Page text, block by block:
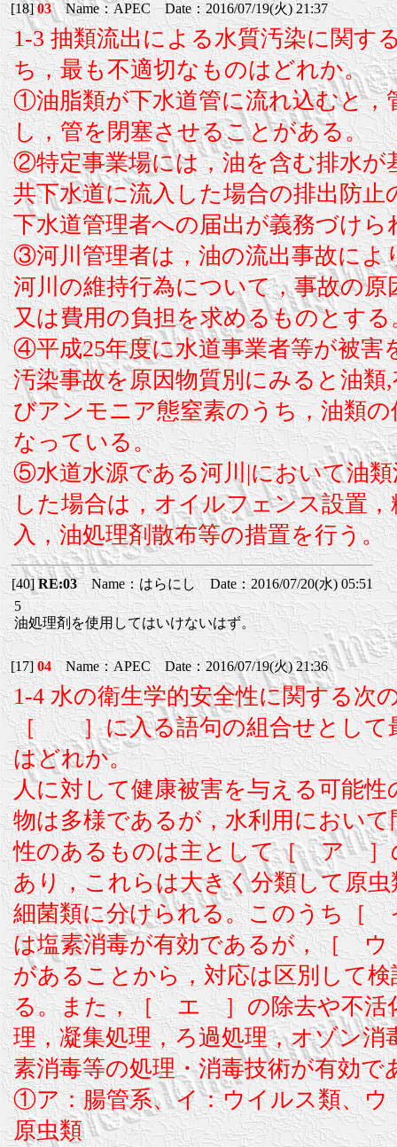
[18]03Name：APEC Date：2016/07/19(火) 21:37
1-3 抽類流出による水質汚染に関す
ち，最も不適切なものはどれか。
①油脂類が下水道管に流れ込むと，
し，管を閉塞させることがある。
②特定事業場には，油を含む排水が
共下水道に流入した場合の排出防止
下水道管理者への届出が義務づけら
③河川管理者は，油の流出事故によ
河川の維持行為について，事故の原
又は費用の負担を求めるものとする
④平成25年度に水道事業者等が被害
汚染事故を原因物質別にみると油類
びアンモニア態窒素のうち，油類
なっている。
⑤水道水源である河川|において油
した場合は，オイルフェンス設置，
入，油処理剤散布等の措置を行う。
[40]RE:03Name：はらにし Date：2016/07/20(水) 05:51
5
油処理剤を使用してはいけないはず。
[17] 04Name：APEC Date：2016/07/19(火) 21:36
1-4 水の衛生学的安全性に関する次
［ ］に入る語句の組合せとして
はどれか。
人に対して健康被害を与える可能性
物は多様であるが，水利用におい
性のあるものは主として［ ア ］
あり，これらは大きく分類して原
細菌類に分けられる。このうち
は塩素消毒が有効であるが，［
があることから，対応は区別して
る。また，［ エ ］の除去や不活
理，凝集処理，ろ過処理，オゾン消
素消毒等の処理・消毒技術が有効で
①ア：腸管系、イ：ウイルス類、ウ
原虫類